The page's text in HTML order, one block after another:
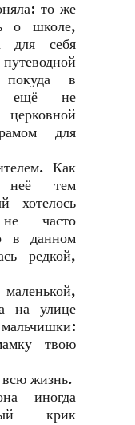
то же
о школе,
для себя
покуда в
ещё не
для
Как
неё тем
хотелось
часто
в данном
редкой,
на улице
твою
всю жизнь.
иногда
крик